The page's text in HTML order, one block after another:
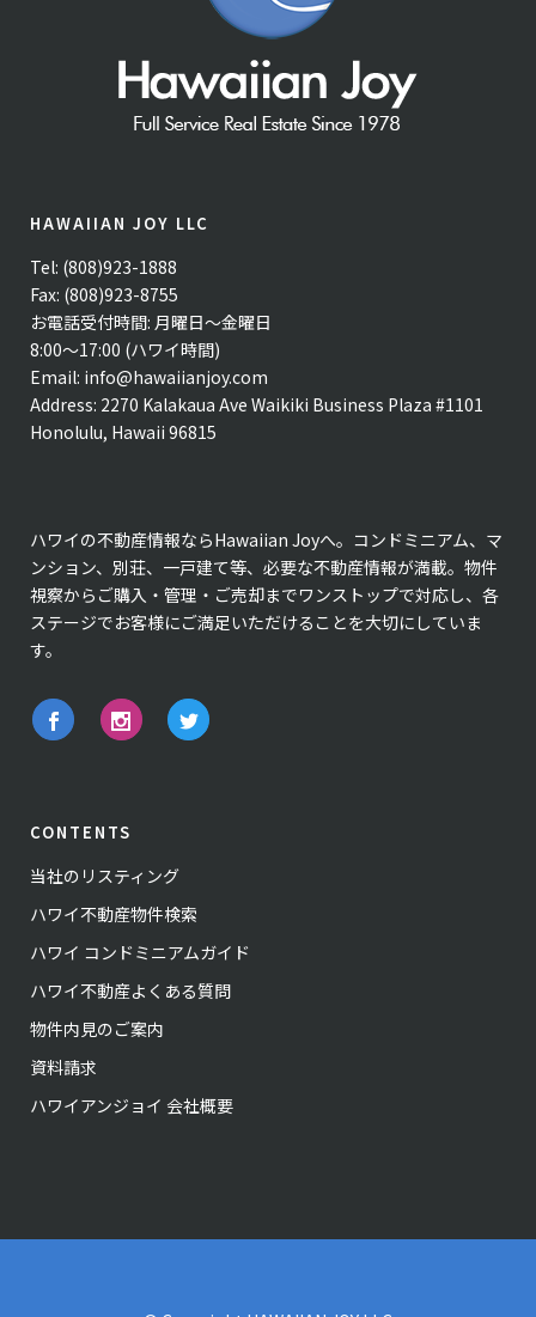
HAWAIIAN JOY LLC
Tel: (808)923-1888
Fax: (808)923-8755
お電話受付時間: 月曜日〜金曜日
8:00〜17:00 (ハワイ時間)
Email: info@hawaiianjoy.com
Address: 2270 Kalakaua Ave Waikiki Business Plaza #1101
Honolulu, Hawaii 96815
ハワイの不動産情報ならHawaiian Joyへ。コンドミニアム、マ
ンション、別荘、一戸建て等、必要な不動産情報が満載。物件
視察からご購入・管理・ご売却までワンストップで対応し、各
ステージでお客様にご満足いただけることを大切にしていま
す。
CONTENTS
当社のリスティング
ハワイ不動産物件検索
ハワイ コンドミニアムガイド
ハワイ不動産よくある質問
物件内見のご案内
資料請求
ハワイアンジョイ 会社概要